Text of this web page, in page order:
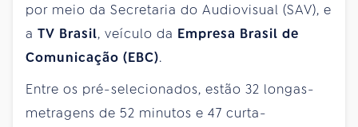
por meio da Secretaria do Audiovisual (SAV), e
a TV Brasil, veículo da Empresa Brasil de
Comunicação (EBC).
Entre os pré-selecionados, estão 32 longas-
metragens de 52 minutos e 47 curta-